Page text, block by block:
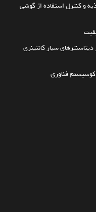
و کنترل استفاده از گوشی
سیار کانتینری
فناوری